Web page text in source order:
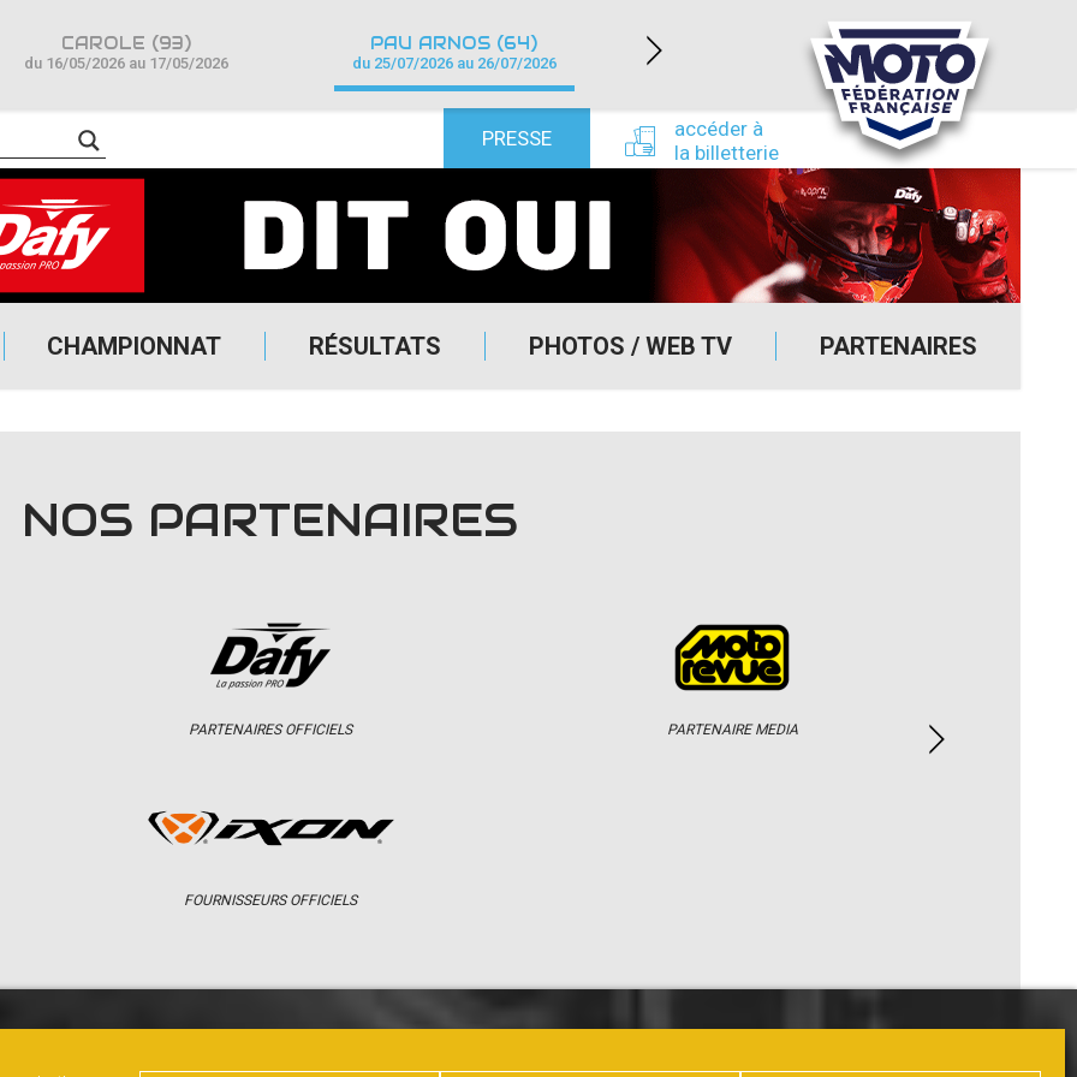
CHAMPIONNAT RÉSULTATS PHOTOS / WEB TV PARTENAIRES
PRESSE
accéder à
la billetterie
CAROLE (93)
du 16/05/2026 au 17/05/2026
PAU ARNOS (64)
du 25/07/2026 au 26/07/2026
LÉDENON (30)
du 22/08/2026 au 23/08/2026
NOS PARTENAIRES
PARTENAIRES OFFICIELS
FOURNISSEURS OFFICIELS
PARTENAIRE MEDIA
CHAMPIONNAT RÉSULTATS PHOTOS / WEB TV PARTENAIRES